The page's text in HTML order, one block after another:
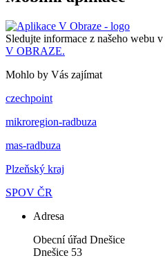
Sledujte informace z našeho webu v
V OBRAZE.
Mohlo by Vás zajímat
czechpoint
mikroregion-radbuza
mas-radbuza
Plzeňský kraj
SPOV ČR
Adresa
Obecní úřad Dnešice
Dnešice 53